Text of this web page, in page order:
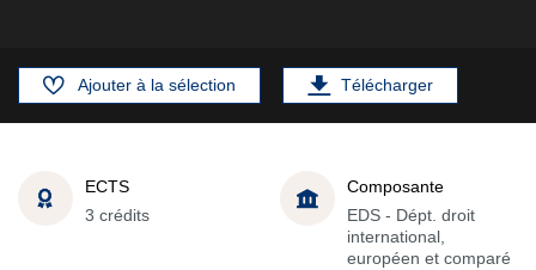
Ajouter à la sélection Télécharger
ECTS
3 crédits
Composante
EDS - Dépt. droit
international,
européen et comparé